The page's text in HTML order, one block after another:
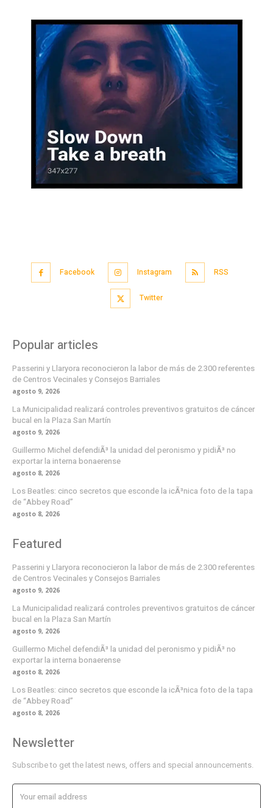
Facebook Instagram RSS
Twitter
Popular articles
Passerini y Llaryora reconocieron la labor de más de 2.300 referentes
de Centros Vecinales y Consejos Barriales
agosto 9, 2026
La Municipalidad realizará controles preventivos gratuitos de cáncer
bucal en la Plaza San Martín
agosto 9, 2026
Guillermo Michel defendiÃ³ la unidad del peronismo y pidiÃ³ no
exportar la interna bonaerense
agosto 8, 2026
Los Beatles: cinco secretos que esconde la icÃ³nica foto de la tapa
de “Abbey Road”
agosto 8, 2026
Featured
Passerini y Llaryora reconocieron la labor de más de 2.300 referentes
de Centros Vecinales y Consejos Barriales
agosto 9, 2026
La Municipalidad realizará controles preventivos gratuitos de cáncer
bucal en la Plaza San Martín
agosto 9, 2026
Guillermo Michel defendiÃ³ la unidad del peronismo y pidiÃ³ no
exportar la interna bonaerense
agosto 8, 2026
Los Beatles: cinco secretos que esconde la icÃ³nica foto de la tapa
de “Abbey Road”
agosto 8, 2026
Newsletter
Subscribe to get the latest news, offers and special announcements.